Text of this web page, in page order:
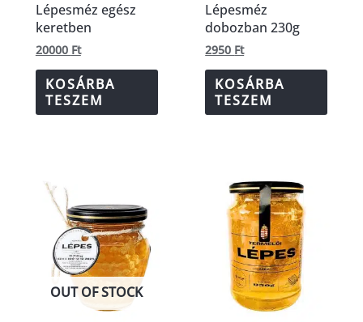
Lépesméz egész
keretben
20000 Ft
KOSÁRBA
TESZEM
Lépesméz
dobozban 230g
2950 Ft
KOSÁRBA
TESZEM
OUT OF STOCK